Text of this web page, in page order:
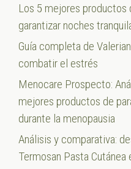
Los 5 mejores productos
garantizar noches
Guía completa de
combatir el estrés
Menocare Prospecto:
mejores productos de
durante la menopausia
Análisis y comparativa:
Termosan Pasta Cutánea